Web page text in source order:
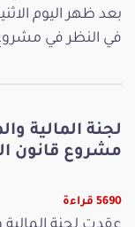
في النظر في مشروع القانون
لجنة المالية
مشروع قانون
5690 قراءة